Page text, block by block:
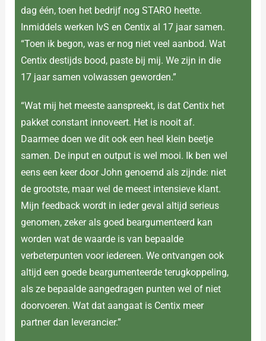
dag één, toen het bedrijf nog STARO heette.
Inmiddels werken IvS en Centix al 17 jaar samen.
“Toen ik begon, was er nog niet veel aanbod. Wat
Centix destijds bood, paste bij mij. We zijn in die
17 jaar samen volwassen geworden.”
“Wat mij het meeste aanspreekt, is dat Centix het
pakket constant innoveert. Het is nooit af.
Daarmee doen we dit ook een heel klein beetje
samen. De input en output is wel mooi. Ik ben wel
eens een keer door John genoemd als zijnde: niet
de grootste, maar wel de meest intensieve klant.
Mijn feedback wordt in ieder geval altijd serieus
genomen, zeker als goed beargumenteerd kan
worden wat de waarde is van bepaalde
verbeterpunten voor iedereen. We ontvangen ook
altijd een goede beargumenteerde terugkoppeling,
als ze bepaalde aangedragen punten wel of niet
doorvoeren. Wat dat aangaat is Centix meer
partner dan leverancier.”